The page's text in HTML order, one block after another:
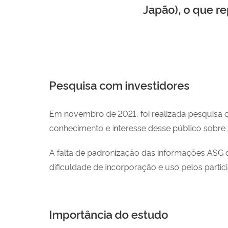
Japão), o que
Pesquisa com investidores
Em novembro de 2021, foi realizada
conhecimento e interesse desse público
A falta de padronização das informações
dificuldade de incorporação e uso pelos
Importância do estudo